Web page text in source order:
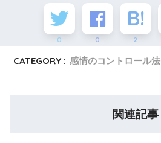
0 0 2
CATEGORY : 感情のコントロール法
関連記事